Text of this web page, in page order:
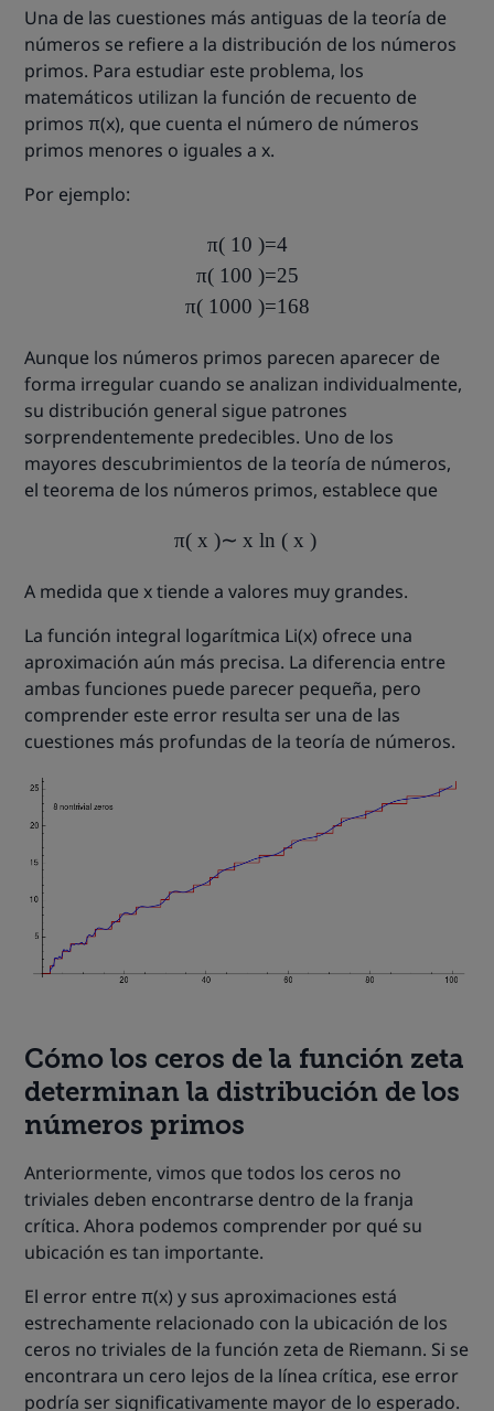
Una de las cuestiones más antiguas de la teoría de
números se refiere a la distribución de los números
primos. Para estudiar este problema, los
matemáticos utilizan la función de recuento de
primos π(x), que cuenta el número de números
primos menores o iguales a x.
Por ejemplo:
π( 10 )=4
π( 100 )=25
π( 1000 )=168
Aunque los números primos parecen aparecer de
forma irregular cuando se analizan individualmente,
su distribución general sigue patrones
sorprendentemente predecibles. Uno de los
mayores descubrimientos de la teoría de números,
el teorema de los números primos, establece que
π( x )∼ x ln ( x )
A medida que x tiende a valores muy grandes.
La función integral logarítmica Li(x) ofrece una
aproximación aún más precisa. La diferencia entre
ambas funciones puede parecer pequeña, pero
comprender este error resulta ser una de las
cuestiones más profundas de la teoría de números.
Cómo los ceros de la función zeta
determinan la distribución de los
números primos
Anteriormente, vimos que todos los ceros no
triviales deben encontrarse dentro de la franja
crítica. Ahora podemos comprender por qué su
ubicación es tan importante.
El error entre π(x) y sus aproximaciones está
estrechamente relacionado con la ubicación de los
ceros no triviales de la función zeta de Riemann. Si se
encontrara un cero lejos de la línea crítica, ese error
podría ser significativamente mayor de lo esperado.